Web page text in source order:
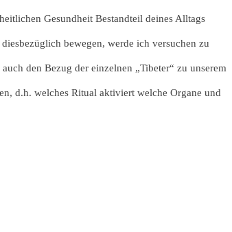
Gesundheit Bestandteil deines Alltags
bewegen, werde ich versuchen zu
den Bezug der einzelnen „Tibeter“ zu unserem
d.h. welches Ritual aktiviert welche Organe und